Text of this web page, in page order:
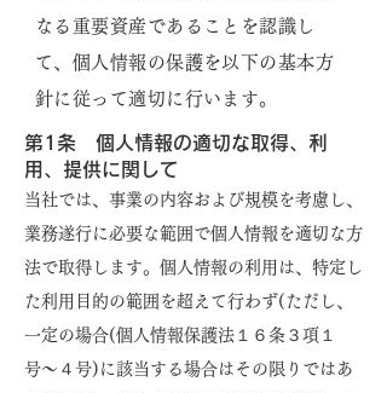
なる重要資産であることを認識し
て、個人情報の保護を以下の基本方
針に従って適切に行います。
第1条 個人情報の適切な取得、利
用、提供に関して
当社では、事業の内容および規模を考慮し、
業務遂行に必要な範囲で個人情報を適切な方
法で取得します。個人情報の利用は、特定し
た利用目的の範囲を超えて行わず(ただし、
一定の場合(個人情報保護法１６条３項１
号〜４号)に該当する場合はその限りではあ